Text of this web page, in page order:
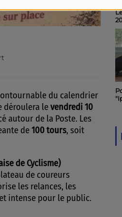
du calendrier
déroulera levendredi 10
autour de la Poste. Les
de100 tours, soit
de Cyclisme)
de coureurs
les relances, les
intense pour le public.